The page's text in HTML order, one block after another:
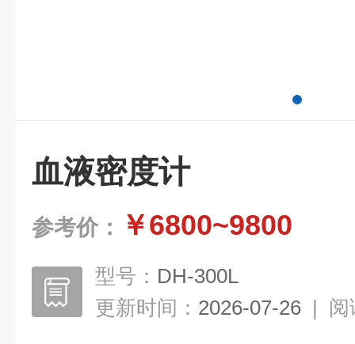
血液密度计
参考价： ￥6800~9800
型号： DH-300L
更新时间： 2026-07-26 | 阅